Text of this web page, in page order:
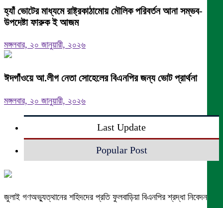
হ্যাঁ ভোটের মাধ্যমে রাষ্ট্রকাঠামোয় মৌলিক পরিবর্তন আনা সম্ভব-
উপদেষ্টা ফারুক ই আজম
মঙ্গলবার, ২০ জানুয়ারী, ২০২৬
ঈদগাঁওয়ে আ.লীগ নেতা সোহেলের বিএনপির জন্য ভোট প্রার্থনা
মঙ্গলবার, ২০ জানুয়ারী, ২০২৬
Last Update
Popular Post
জুলাই গণঅভ্যুত্থানের শহিদদের প্রতি ফুলবাড়িয়া বিএনপির শ্রদ্ধা নিবেদন